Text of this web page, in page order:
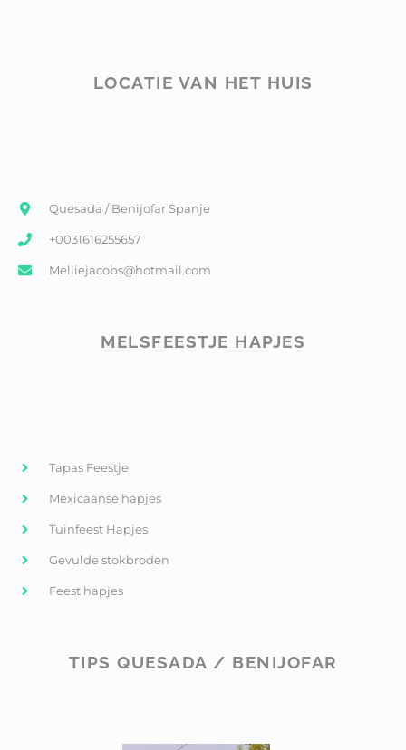
LOCATIE VAN HET HUIS
Quesada / Benijofar Spanje
+0031616255657
Melliejacobs@hotmail.com
MELSFEESTJE HAPJES
Tapas Feestje
Mexicaanse hapjes
Tuinfeest Hapjes
Gevulde stokbroden
Feest hapjes
TIPS QUESADA / BENIJOFAR